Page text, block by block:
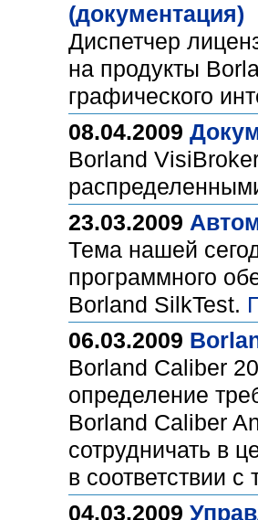
(документация)
Диспетчер
на продукты
графического
08.04.2009
Borland
23.03.2009
Тема нашей
программного
Borland SilkTest.
06.03.2009
Borland Caliber
определение
Borland Caliber
сотрудничать в
в соответствии
04.03.2009